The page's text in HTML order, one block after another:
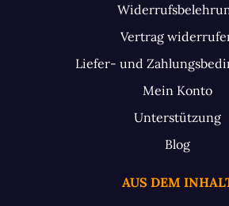
Vertrag
Liefer- und
Mein Konto
Unterstützung
Blog
AUS DEM